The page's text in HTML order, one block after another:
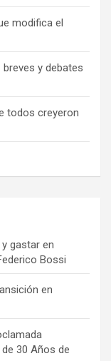
modifica el
y debates
todos creyeron
gastar en
Bossi
en
30 Años de